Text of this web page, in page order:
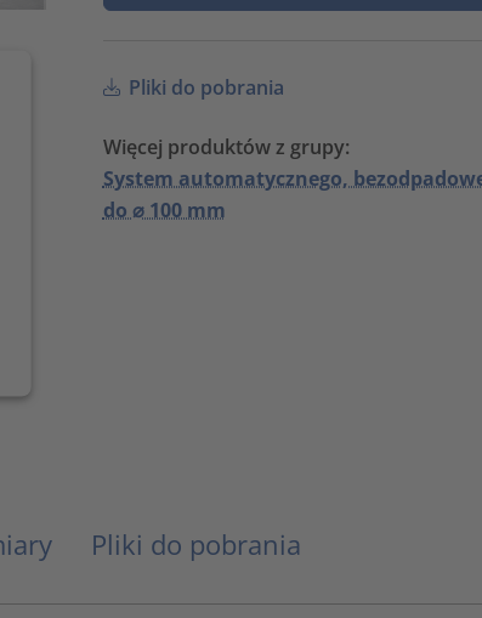
Pliki do pobrania
Więcej produktów z grupy:
System automatycznego,
do ⌀ 100 mm
Pliki do pobrania